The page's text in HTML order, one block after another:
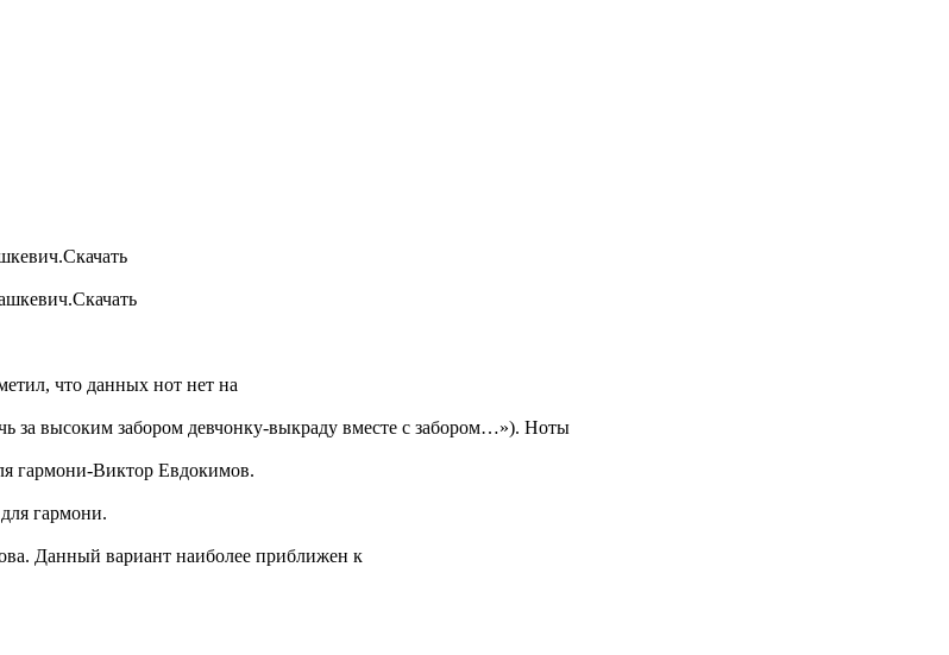
что данных нот нет на
высоким забором девчонку-выкраду вместе с забором…»). Ноты
гармони-Виктор Евдокимов.
гармони.
Данный вариант наиболее приближен к